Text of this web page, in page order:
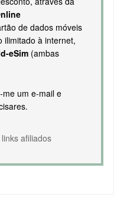
de dados móveis
ilimitado à internet,
eSim(ambas
um e-mail e
afiliados